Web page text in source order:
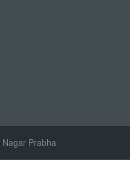
Nagar Prabha